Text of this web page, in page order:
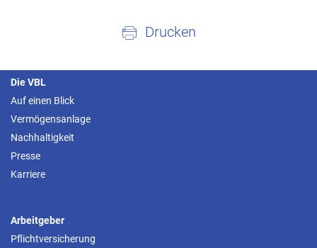
Drucken
Die VBL
Auf einen Blick
Vermögensanlage
Nachhaltigkeit
Presse
Karriere
Arbeitgeber
Pflichtversicherung